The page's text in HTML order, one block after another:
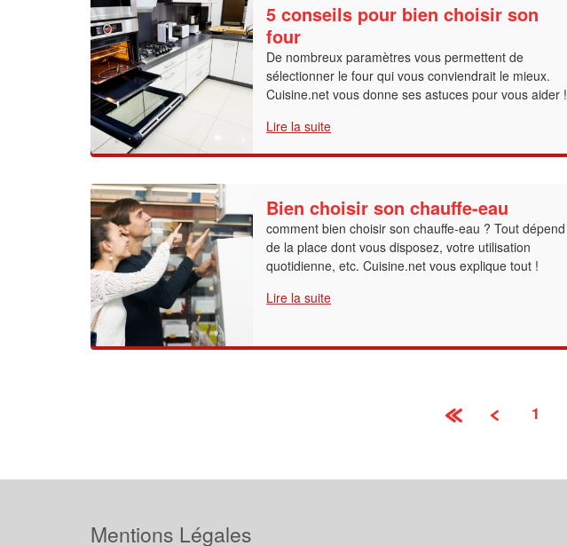
5 conseils pour bien choisir son
four
De nombreux paramètres vous permettent de
sélectionner le four qui vous conviendrait le mieux.
Cuisine.net vous donne ses astuces pour vous aider !
Lire la suite
Bien choisir son chauffe-eau
comment bien choisir son chauffe-eau ? Tout dépend
de la place dont vous disposez, votre utilisation
quotidienne, etc. Cuisine.net vous explique tout !
Lire la suite
« ‹ 1
Mentions Légales